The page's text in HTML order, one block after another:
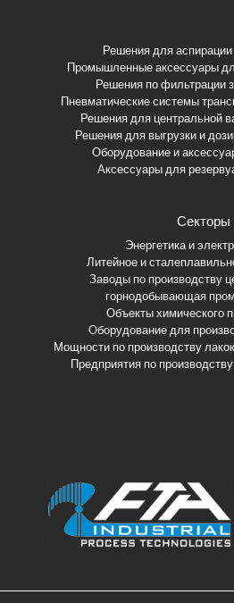
Решения для
Промышленные аксессуары
Решения по фильтрации
Пневматические системы
Решения для центральной
Решения для выгрузки и
Оборудование и
Аксессуары для
Секторы
Энергетика и
Литейное и
Заводы по производству
горнодобывающая
Объекты химического
Оборудование для
Мощности по производству
Предприятия по